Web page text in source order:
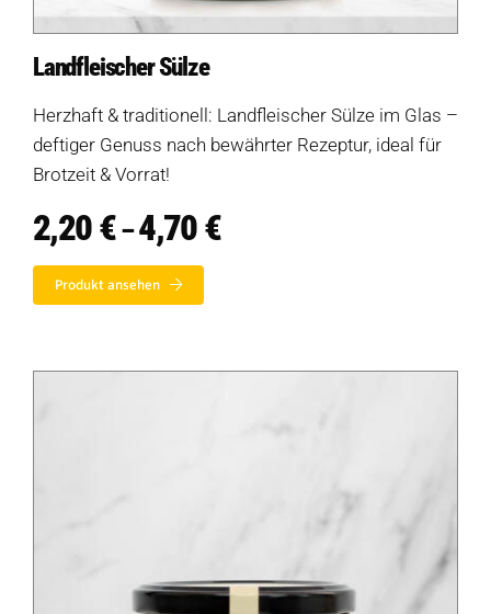
Landfleischer Sülze
Herzhaft & traditionell: Landfleischer Sülze im Glas –
deftiger Genuss nach bewährter Rezeptur, ideal für
Brotzeit & Vorrat!
2,20€ –4,70€Preisspanne:
2,20 €
Produkt ansehen